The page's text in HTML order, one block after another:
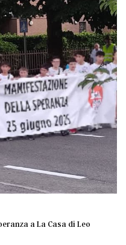
a La Casa di Leo